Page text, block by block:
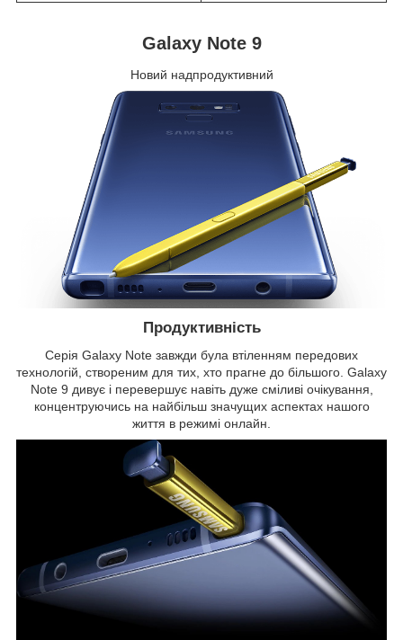
Galaxy Note 9
Новий надпродуктивний
Продуктивність
Серія Galaxy Note завжди була втіленням передових
технологій, створеним для тих, хто прагне до більшого. Galaxy
Note 9 дивує і перевершує навіть дуже сміливі очікування,
концентруючись на найбільш значущих аспектах нашого
життя в режимі онлайн.